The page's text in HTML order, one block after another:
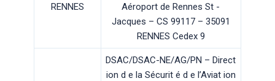
RENNES
Aéroport de Rennes St -
Jacques – CS 99117 – 35091
RENNES Cedex 9
DSAC/DSAC-NE/AG/PN – Direct
ion d e la Sécurit é d e l’Aviat ion